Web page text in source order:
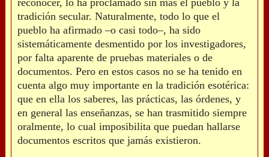
reconocer, lo ha proclamado sin más el pueblo y la
tradición secular. Naturalmente, todo lo que el
pueblo ha afirmado –o casi todo–, ha sido
sistemáticamente desmentido por los investigadores,
por falta aparente de pruebas materiales o de
documentos. Pero en estos casos no se ha tenido en
cuenta algo muy importante en la tradición esotérica:
que en ella los saberes, las prácticas, las órdenes, y
en general las enseñanzas, se han trasmitido siempre
oralmente, lo cual imposibilita que puedan hallarse
documentos escritos que jamás existieron.